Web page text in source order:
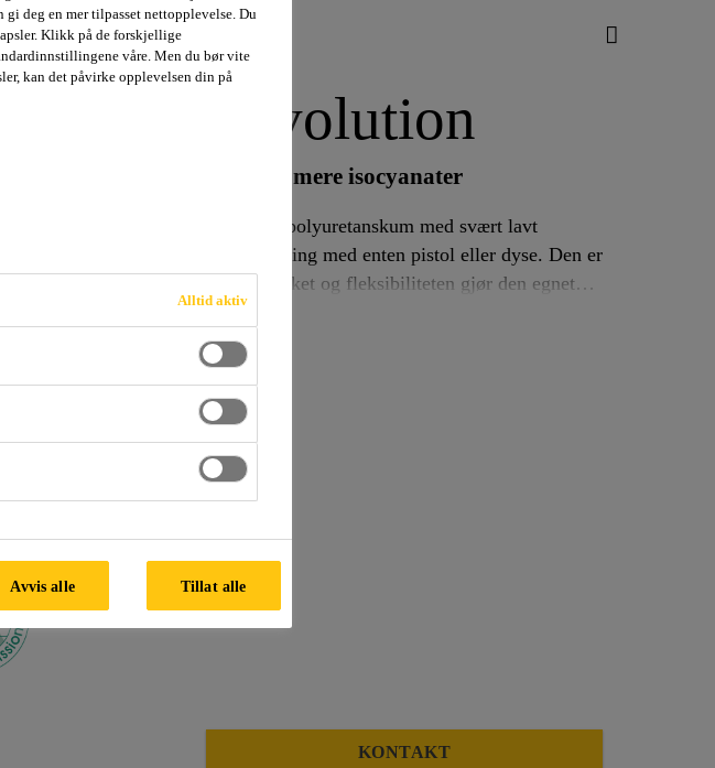
Evolution
463 Evolution
med lavt innhold av monomere isocyanater
et hvitt, 1 K, selvekspanderende polyuretanskum med svært lavt
tillater påføring med enten pistol eller dyse. Den er
og halogener. Det lave herdetrykket og fleksibiliteten gjør den egnet
monomere isocyanater
dysepåføring
KONTAKT
deg en mer tilpasset nettopplevelse. Du
Klikk på de forskjellige
våre. Men du bør vite
kan det påvirke opplevelsen din på
Alltid aktiv
Avvis alle Tillat alle